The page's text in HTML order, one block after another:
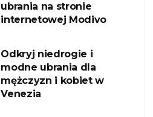
ubrania na stronie
internetowej Modivo
Odkryj niedrogie i
modne ubrania dla
mężczyzn i kobiet w
Venezia